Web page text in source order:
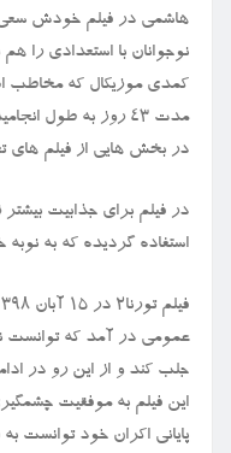
هاشمی در فیلم خودش سعی
نوجوانان با استعدادی را
کمدی موزیکال که مخاطب
مدت ۴۳ روز به طول
در بخش هایی از فیلم های
در فیلم برای جذابیت بیشتر
استفاده گردیده که به نوبه
عمومی در آمد که توانست
جلب کند و از این رو در
این فیلم به موفقیت